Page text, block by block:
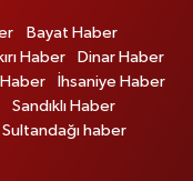
Bayat Haber
Haber
Dinar Haber
İhsaniye Haber
Sandıklı Haber
Sultandağı haber